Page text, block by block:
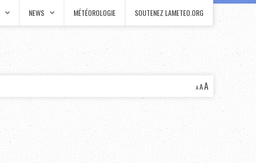
NEWS MÉTÉOROLOGIE SOUTENEZ LAMETEO.ORG
AAA